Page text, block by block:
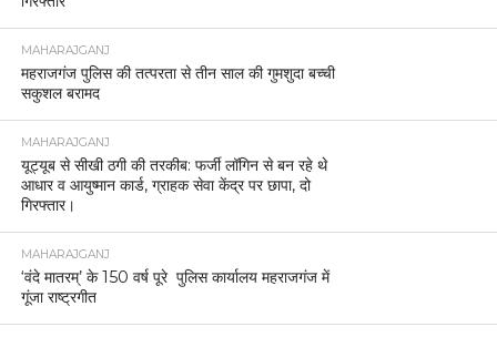
MAHARAJGANJ
महराजगंज पुलिस की तत्परता से तीन साल की गुमशुदा बच्ची
सकुशल बरामद
MAHARAJGANJ
यूट्यूब से सीखी ठगी की तरकीब: फर्जी लॉगिन से बन रहे थे
आधार व आयुष्मान कार्ड, ग्राहक सेवा केंद्र पर छापा, दो
गिरफ्तार।
MAHARAJGANJ
‘वंदे मातरम्’ के 150 वर्ष पूरे पुलिस कार्यालय महराजगंज में
गूंजा राष्ट्रगीत